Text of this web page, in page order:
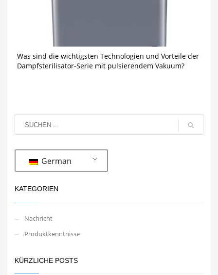
Was sind die wichtigsten Technologien und Vorteile der
Dampfsterilisator-Serie mit pulsierendem Vakuum?
German
KATEGORIEN
Nachricht
Produktkenntnisse
KÜRZLICHE POSTS